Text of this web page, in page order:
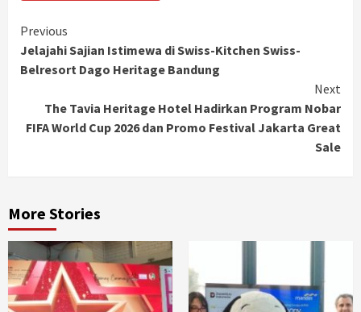
Continue
Reading
Previous
Jelajahi Sajian Istimewa di Swiss-Kitchen Swiss-
Belresort Dago Heritage Bandung
Next
The Tavia Heritage Hotel Hadirkan Program Nobar
FIFA World Cup 2026 dan Promo Festival Jakarta Great
Sale
More Stories